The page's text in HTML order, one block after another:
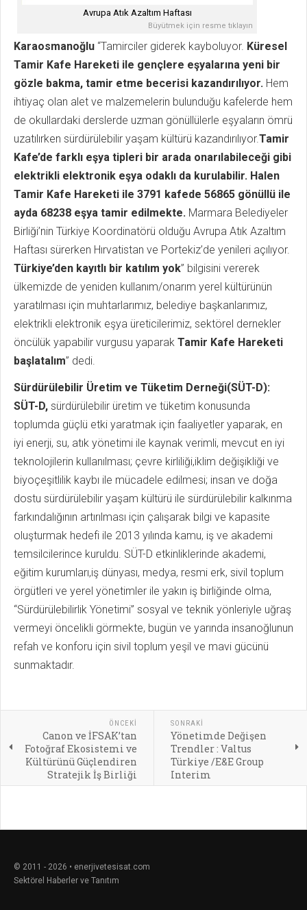
Avrupa Atık Azaltım Haftası
Büyütmek için resme tıklayın
Karaosmanoğlu “Tamirciler giderek kayboluyor. Küresel
Tamir Kafe Hareketi ile gençlere eşyalarına yeni bir
gözle bakma, tamir etme becerisi kazandırılıyor. Hem
ihtiyaç olan alet ve malzemelerin bulunduğu kafelerde hem
de okullardaki derslerde uzman gönüllülerle eşyaların ömrü
uzatılırken sürdürülebilir yaşam kültürü kazandırılıyor.Tamir
Kafe’de farklı eşya tipleri bir arada onarılabileceği gibi
elektrikli elektronik eşya odaklı da kurulabilir. Halen
Tamir Kafe Hareketi ile 3791 kafede 56865 gönüllü ile
ayda 68238 eşya tamir edilmekte. Marmara Belediyeler
Birliği’nin Türkiye Koordinatörü olduğu Avrupa Atık Azaltım
Haftası sürerken Hırvatistan ve Portekiz’de yenileri açılıyor.
Türkiye’den kayıtlı bir katılım yok” bilgisini vererek
ülkemizde de yeniden kullanım/onarım yerel kültürünün
yaratılması için muhtarlarımız, belediye başkanlarımız,
elektrikli elektronik eşya üreticilerimiz, sektörel dernekler
öncülük yapabilir vurgusu yaparak Tamir Kafe Hareketi
başlatalım” dedi.
Sürdürülebilir Üretim ve Tüketim Derneği(SÜT-D):
SÜT-D, sürdürülebilir üretim ve tüketim konusunda
toplumda güçlü etki yaratmak için faaliyetler yaparak, en
iyi enerji, su, atık yönetimi ile kaynak verimli, mevcut en iyi
teknolojilerin kullanılması; çevre kirliliği,iklim değişikliği ve
biyoçeşitlilik kaybı ile mücadele edilmesi; insan ve doğa
dostu sürdürülebilir yaşam kültürü ile sürdürülebilir kalkınma
farkındalığının artırılması için çalışarak bilgi ve kapasite
oluşturmak hedefi ile 2013 yılında kamu, iş ve akademi
temsilcilerince kuruldu. SÜT-D etkinliklerinde akademi,
eğitim kurumları,iş dünyası, medya, resmi erk, sivil toplum
örgütleri ve yerel yönetimler ile yakın iş birliğinde olma,
“Sürdürülebilirlik Yönetimi” sosyal ve teknik yönleriyle uğraş
vermeyi öncelikli görmekte, bugün ve yarında insanoğlunun
refah ve konforu için sivil toplum yeşil ve mavi gücünü
sunmaktadır.
ÖNCEKI
Canon ve İFSAK’tan
Fotoğraf Ekosistemi ve
Kültürünü Güçlendiren
Stratejik İş Birliği
SONRAKI
Yönetimde Değişen
Trendler : Valtus
Türkiye /E&E Group
Interim
© 2011 - 2026 • enerjivetesisat.com
Sektörel Haberler ve Tanıtım